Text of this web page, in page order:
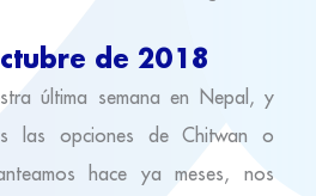
de 2018
última semana en Nepal, y
las opciones de Chitwan o
hace ya meses, nos